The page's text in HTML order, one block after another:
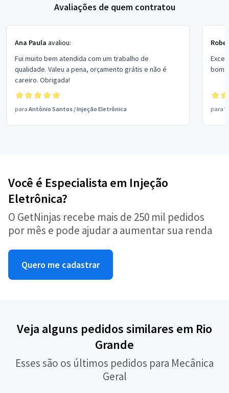
Avaliações de quem contratou
Ana Paula avaliou:
Fui muito bem atendida com um trabalho de
qualidade. Valeu a pena, orçamento grátis e não é
careiro. Obrigada!
para Antônio Santos /Injeção Eletrônica
bom
para
Você é Especialista em Injeção
Eletrônica?
O GetNinjas recebe mais de 250 mil pedidos
por mês e pode ajudar a aumentar sua renda
Quero me cadastrar
Veja alguns pedidos similares em Rio
Grande
Esses são os últimos pedidos para Mecânica
Geral